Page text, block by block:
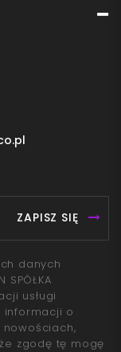
ZAPISZ SIĘ
danych
SPÓŁKA
usługi
informacji o
nowościach,
zgodę tę mogę